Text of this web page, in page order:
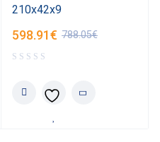
210x42x9
788.05€
598.91€